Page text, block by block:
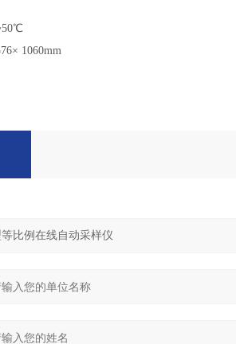
1060mm